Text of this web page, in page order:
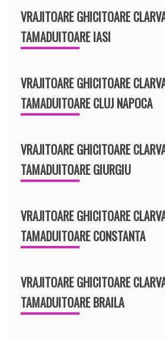
VRAJITOARE GHICITOARE
TAMADUITOARE IASI
VRAJITOARE GHICITOARE
TAMADUITOARE CLUJ NAPOCA
VRAJITOARE GHICITOARE
TAMADUITOARE GIURGIU
VRAJITOARE GHICITOARE
TAMADUITOARE CONSTANTA
VRAJITOARE GHICITOARE
TAMADUITOARE BRAILA